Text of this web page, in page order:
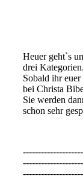
Heuer geht`s
drei
Sobald ihr
bei Christa
Sie werden
schon sehr